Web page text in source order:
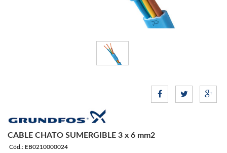
CABLE CHATO SUMERGIBLE 3 x 6 mm2
Cód.: EB0210000024